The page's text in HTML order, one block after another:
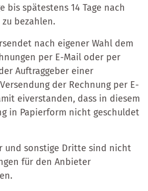
bis spätestens 14 Tage nach
bezahlen.
nach eigener Wahl dem
per E-Mail oder per
Auftraggeber einer
der Rechnung per E-
eiverstanden, dass in diesem
in Papierform nicht geschuldet
und sonstige Dritte sind nicht
für den Anbieter